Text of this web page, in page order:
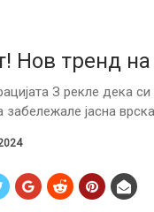
Нов тренд
З рекле дека
јасна